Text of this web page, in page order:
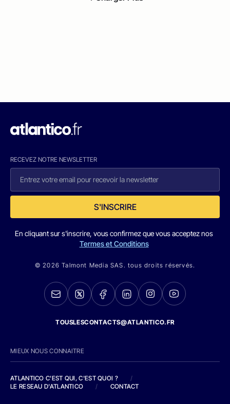
RECEVEZ NOTRE NEWSLETTER
S'INSCRIRE
En cliquant sur s'inscrire, vous confirmez que vous acceptez nos
Termes et Conditions
© 2026 Talmont Media SAS. tous droits réservés.
TOUSLESCONTACTS@ATLANTICO.FR
MIEUX NOUS CONNAITRE
ATLANTICO C'EST QUI, C'EST QUOI ?
/
LE RESEAU D'ATLANTICO
/ CONTACT